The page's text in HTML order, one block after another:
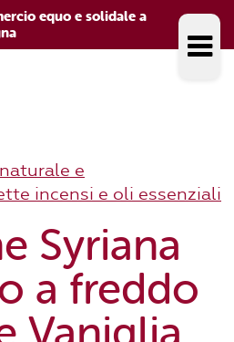
equo e solidale a
e
incensi e oli essenziali
Syriana
a freddo